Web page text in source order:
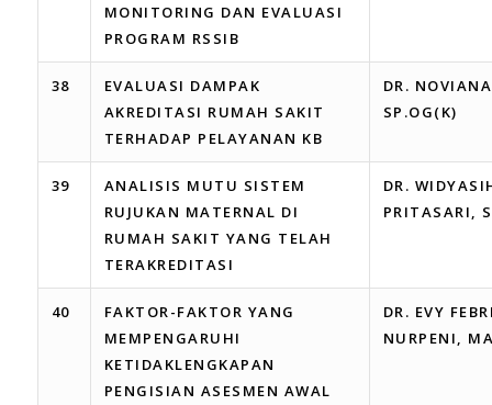
MONITORING DAN EVALUASI
PROGRAM RSSIB
38
EVALUASI DAMPAK
AKREDITASI RUMAH SAKIT
TERHADAP PELAYANAN KB
DR.
SP.OG(K)
39
ANALISIS MUTU SISTEM
RUJUKAN MATERNAL DI
RUMAH SAKIT YANG TELAH
TERAKREDITASI
DR.
PRITASARI,
40
FAKTOR-FAKTOR YANG
MEMPENGARUHI
KETIDAKLENGKAPAN
PENGISIAN ASESMEN AWAL
DR. EVY
NURPENI,